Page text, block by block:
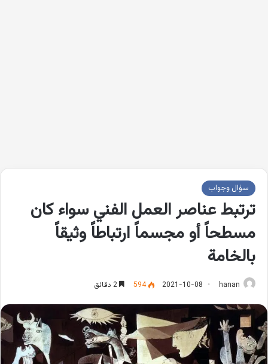
سؤال وجواب
ترتبط عناصر العمل الفني سواء كان
مسطحاً أو مجسماً ارتباطاً وثيقاً
بالخامة
hanan
2021-10-08
594